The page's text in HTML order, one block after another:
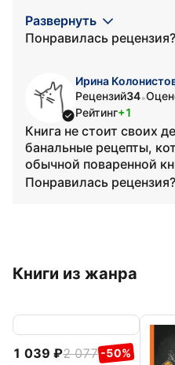
Развернуть
Понравилась рецензия?
Ирина
Рецензий34•
Рейтинг+1
Книга не стоит своих
банальные рецепты,
обычной поваренной
Понравилась рецензия?
Книги из жанра
1 039 2 077 -50%